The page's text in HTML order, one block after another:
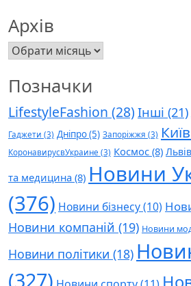
Архів
Архів
Позначки
LifestyleFashion (28) Інші (21)
Гаджети (3) Дніпро(5) Запоріжжя (3) Київ
КоронавирусвУкраине (3) Космос (8) Львів
та медицина (8) Новини
(376) Новини бізнесу(10)
Новини компаній (19) Новини
Новини політики (18)
(327)